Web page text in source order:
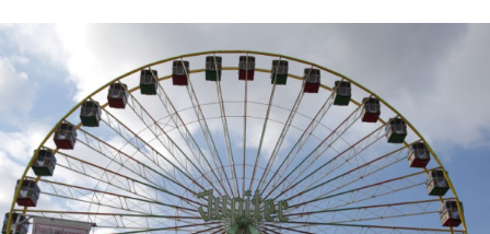
P+R
Programm